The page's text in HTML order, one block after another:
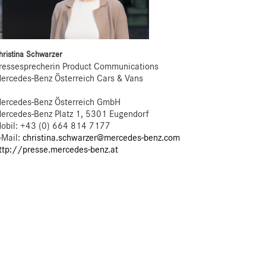
Schwarzer
Product Communications
Benz Österreich Cars & Vans
Benz Österreich GmbH
Benz Platz 1, 5301 Eugendorf
+43 (0) 664 814 7177
Mail:christina.schwarzer@mercedes-benz.com
presse.mercedes-benz.at